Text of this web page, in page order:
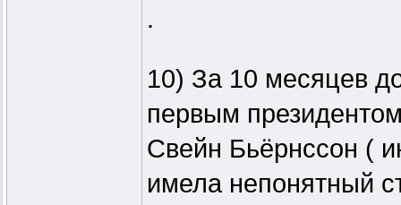
.
10) За 10 месяцев
первым
Свейн Бьёрнссон (
имела непонятный